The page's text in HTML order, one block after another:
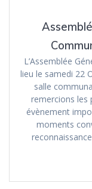
L’Assemblée
lieu le samedi 22
salle
remercions les
évènement
moments